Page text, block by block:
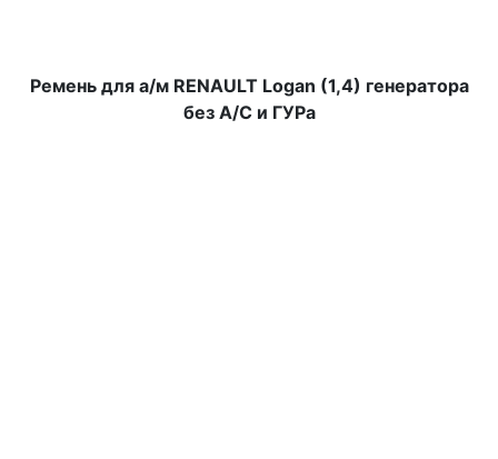
Ремень для а/м RENAULT Logan (1,4) генератора
без А/С и ГУРа